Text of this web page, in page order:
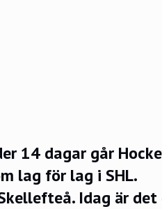
14 dagar går
lag för lag i SHL.
Idag är